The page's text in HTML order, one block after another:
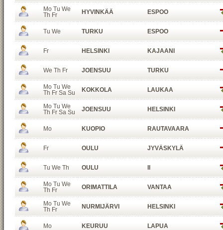
Mo Tu We
Th Fr
HYVINKÄÄ ESPOO
Tu We TURKU ESPOO
Fr HELSINKI KAJAANI
We Th Fr JOENSUU TURKU
Mo Tu We
Th Fr Sa Su
KOKKOLA LAUKAA
Mo Tu We
Th Fr Sa Su
JOENSUU HELSINKI
Mo KUOPIO RAUTAVAARA
Fr OULU JYVÄSKYLÄ
Tu We Th OULU
Mo Tu We
Th Fr
ORIMATTILA VANTAA
Mo Tu We
Th Fr
NURMIJÄRVI HELSINKI
Mo KEURUU LAPUA